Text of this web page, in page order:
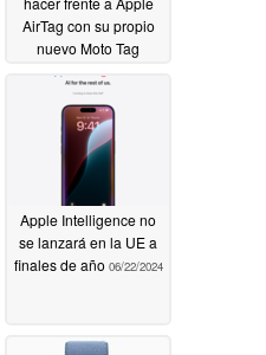
AirTag con su propio
nuevo Moto Tag
06/24/2024
Apple Intelligence no
se lanzará en la UE a
finales de año 06/22/2024